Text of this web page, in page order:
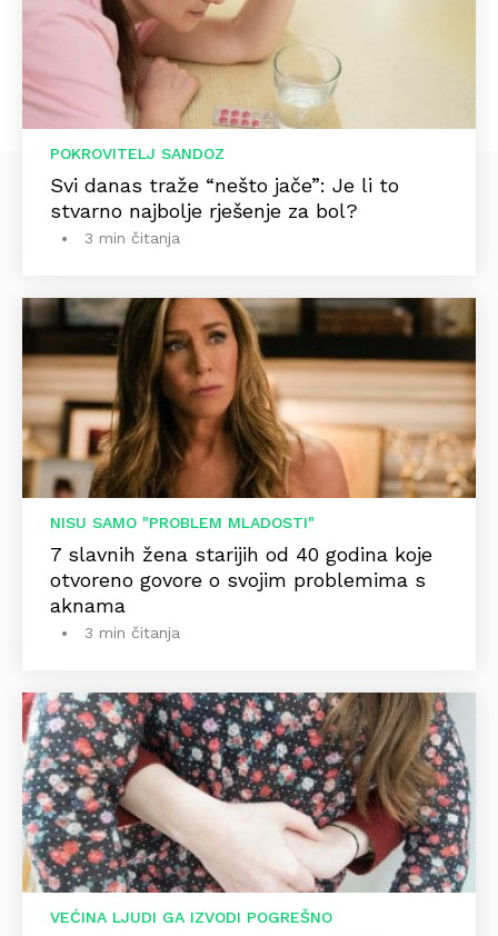
POKROVITELJ SANDOZ
Svi danas traže “nešto jače”: Je li to
stvarno najbolje rješenje za bol?
3 min čitanja
NISU SAMO "PROBLEM MLADOSTI"
7 slavnih žena starijih od 40 godina koje
otvoreno govore o svojim problemima s
aknama
3 min čitanja
VEĆINA LJUDI GA IZVODI POGREŠNO